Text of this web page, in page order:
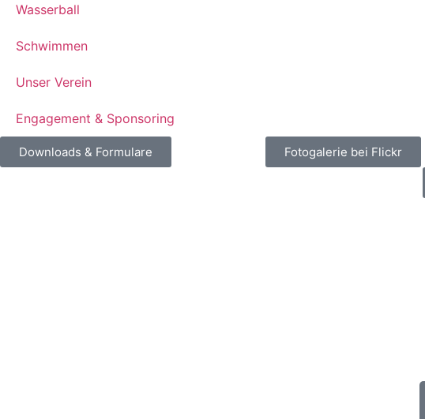
Wasserball
Schwimmen
Unser Verein
Engagement & Sponsoring
Downloads & Formulare Fotogalerie bei Flickr